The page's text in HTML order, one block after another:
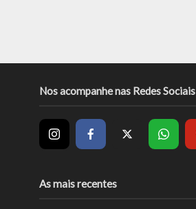
Nos acompanhe nas Redes Sociais
As mais recentes